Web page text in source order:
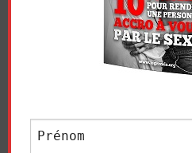
Vidéo sans article
LE GRIVOIS